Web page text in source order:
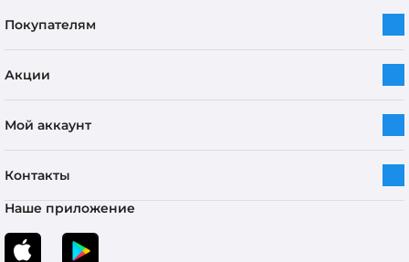
Покупателям
Акции
Мой аккаунт
Контакты
Наше приложение